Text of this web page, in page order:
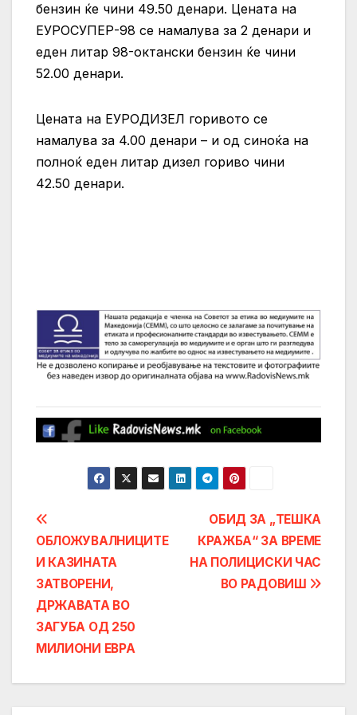
бензин ќе чини 49.50 денари. Цената на
ЕУРОСУПЕР-98 се намалува за 2 денари и
еден литар 98-октански бензин ќе чини
52.00 денари.
Цената на ЕУРОДИЗЕЛ горивото се
намалува за 4.00 денари – и од синоќа на
полноќ еден литар дизел гориво чини
42.50 денари.
Post
navigation
ОБИД ЗА „ТЕШКА
КРАЖБА“ ЗА ВРЕМЕ
НА ПОЛИЦИСКИ ЧАС
ВО РАДОВИШ
ОБЛОЖУВАЛНИЦИТЕ
И КАЗИНАТА
ЗАТВОРЕНИ,
ДРЖАВАТА ВО
ЗАГУБА ОД 250
МИЛИОНИ ЕВРА